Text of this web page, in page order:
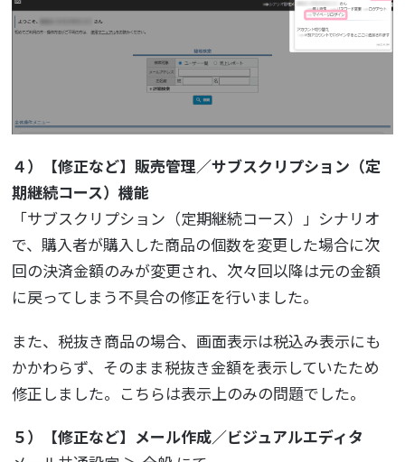
４）【修正など】販売管理／サブスクリプション（定
期継続コース）機能
「サブスクリプション（定期継続コース）」シナリオ
で、購入者が購入した商品の個数を変更した場合に次
回の決済金額のみが変更され、次々回以降は元の金額
に戻ってしまう不具合の修正を行いました。
また、税抜き商品の場合、画面表示は税込み表示にも
かかわらず、そのまま税抜き金額を表示していたため
修正しました。こちらは表示上のみの問題でした。
５）【修正など】メール作成／ビジュアルエディタ